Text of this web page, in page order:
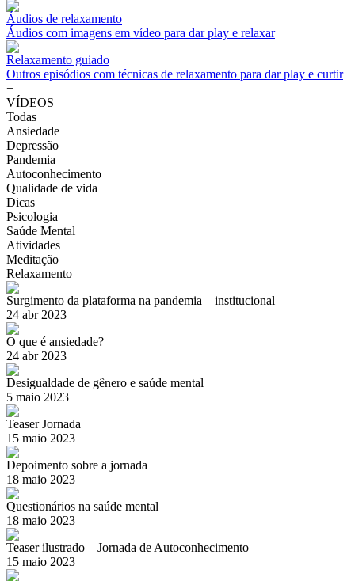
Áudios de relaxamento
Áudios com imagens em vídeo para dar play e relaxar
Relaxamento guiado
Outros episódios com técnicas de relaxamento para dar play e curtir
+
VÍDEOS
Todas
Ansiedade
Depressão
Pandemia
Autoconhecimento
Qualidade de vida
Dicas
Psicologia
Saúde Mental
Atividades
Meditação
Relaxamento
Surgimento da plataforma na pandemia – institucional
24 abr 2023
O que é ansiedade?
24 abr 2023
Desigualdade de gênero e saúde mental
5 maio 2023
Teaser Jornada
15 maio 2023
Depoimento sobre a jornada
18 maio 2023
Questionários na saúde mental
18 maio 2023
Teaser ilustrado – Jornada de Autoconhecimento
15 maio 2023